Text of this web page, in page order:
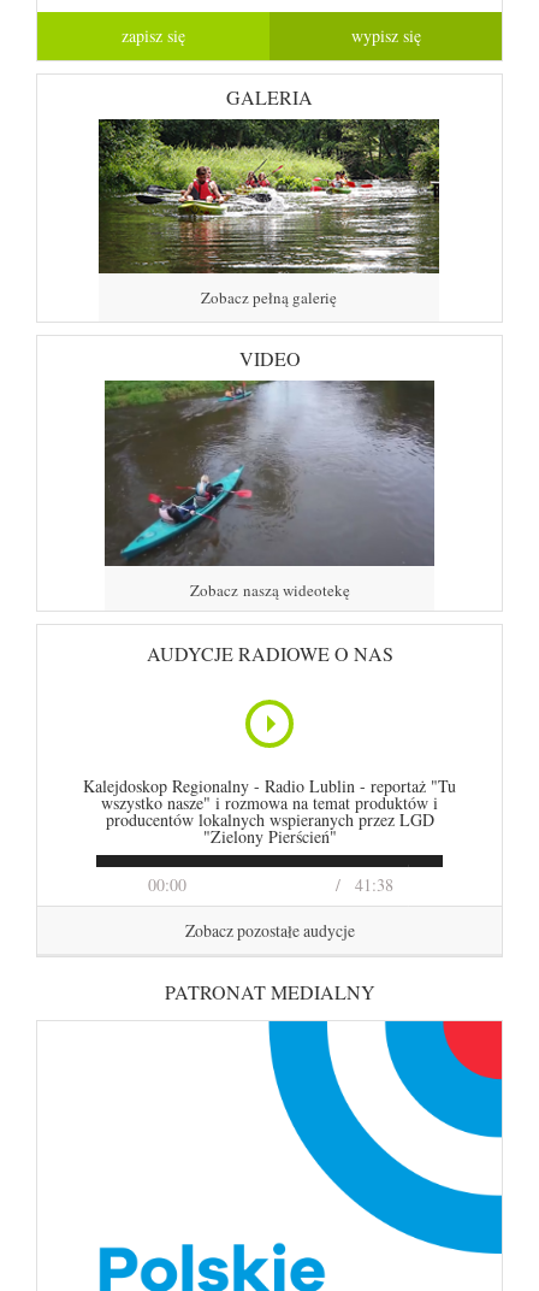
GALERIA
Zobacz pełną galerię
VIDEO
Zobacz naszą wideotekę
AUDYCJE RADIOWE O NAS
00:00 41:38
Kalejdoskop Regionalny - Radio Lublin - reportaż "Tu
wszystko nasze" i rozmowa na temat produktów i
producentów lokalnych wspieranych przez LGD
"Zielony Pierścień"
Zobacz pozostałe audycje
PATRONAT MEDIALNY